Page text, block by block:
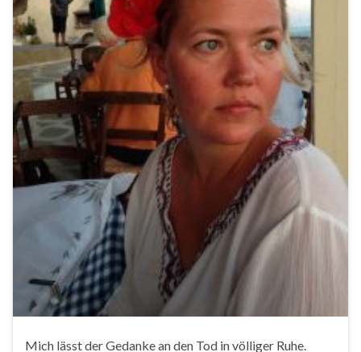
Mich lässt der Gedanke an den Tod in völliger Ruhe.